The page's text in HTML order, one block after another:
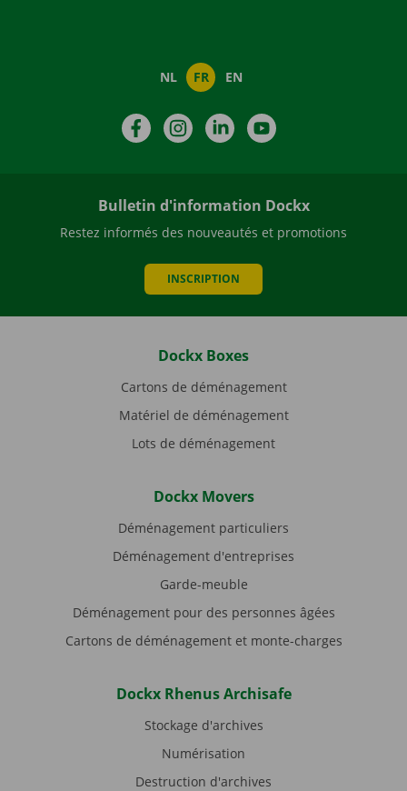
NL FR EN
FacebookInstagramLinkedIn
Bulletin d'information Dockx
Restez informés des nouveautés et promotions
INSCRIPTION
Dockx Boxes
Cartons de déménagement
Matériel de déménagement
Lots de déménagement
Dockx Movers
Déménagement particuliers
Déménagement d'entreprises
Garde-meuble
Déménagement pour des personnes âgées
Cartons de déménagement et monte-charges
Dockx Rhenus Archisafe
Stockage d'archives
Numérisation
Destruction d'archives